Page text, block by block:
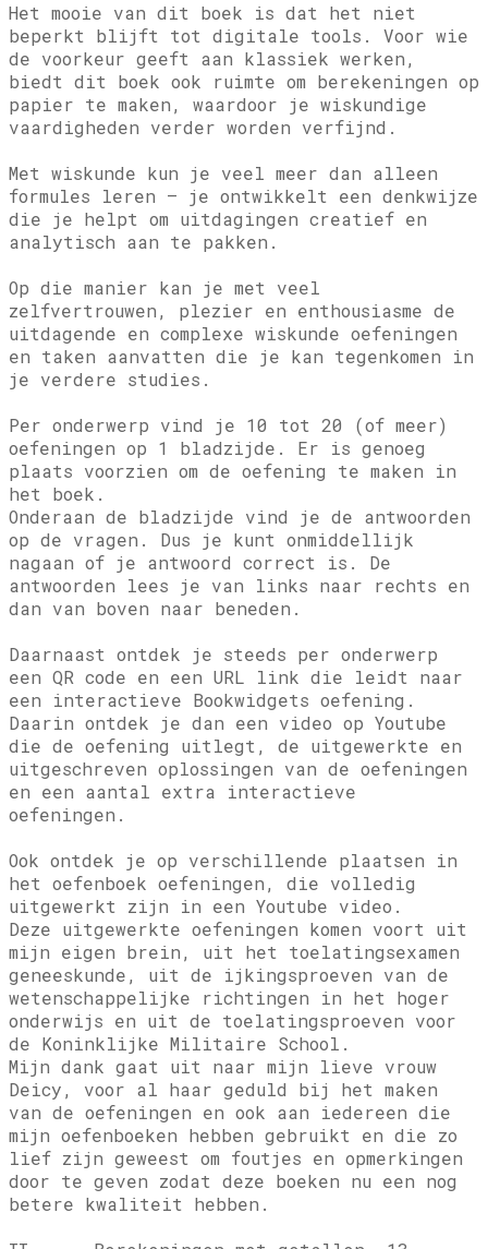
Het mooie van dit boek is dat het niet
beperkt blijft tot digitale tools. Voor wie
de voorkeur geeft aan klassiek werken,
biedt dit boek ook ruimte om berekeningen op
papier te maken, waardoor je wiskundige
vaardigheden verder worden verfijnd.
Met wiskunde kun je veel meer dan alleen
formules leren – je ontwikkelt een denkwijze
die je helpt om uitdagingen creatief en
analytisch aan te pakken.
Op die manier kan je met veel
zelfvertrouwen, plezier en enthousiasme de
uitdagende en complexe wiskunde oefeningen
en taken aanvatten die je kan tegenkomen in
je verdere studies.
Per onderwerp vind je 10 tot 20 (of meer)
oefeningen op 1 bladzijde. Er is genoeg
plaats voorzien om de oefening te maken in
het boek.
Onderaan de bladzijde vind je de antwoorden
op de vragen. Dus je kunt onmiddellijk
nagaan of je antwoord correct is. De
antwoorden lees je van links naar rechts en
dan van boven naar beneden.
Daarnaast ontdek je steeds per onderwerp
een QR code en een URL link die leidt naar
een interactieve Bookwidgets oefening.
Daarin ontdek je dan een video op Youtube
die de oefening uitlegt, de uitgewerkte en
uitgeschreven oplossingen van de oefeningen
en een aantal extra interactieve
oefeningen.
Ook ontdek je op verschillende plaatsen in
het oefenboek oefeningen, die volledig
uitgewerkt zijn in een Youtube video.
Deze uitgewerkte oefeningen komen voort uit
mijn eigen brein, uit het toelatingsexamen
geneeskunde, uit de ijkingsproeven van de
wetenschappelijke richtingen in het hoger
onderwijs en uit de toelatingsproeven voor
de Koninklijke Militaire School.
Mijn dank gaat uit naar mijn lieve vrouw
Deicy, voor al haar geduld bij het maken
van de oefeningen en ook aan iedereen die
mijn oefenboeken hebben gebruikt en die zo
lief zijn geweest om foutjes en opmerkingen
door te geven zodat deze boeken nu een nog
betere kwaliteit hebben.